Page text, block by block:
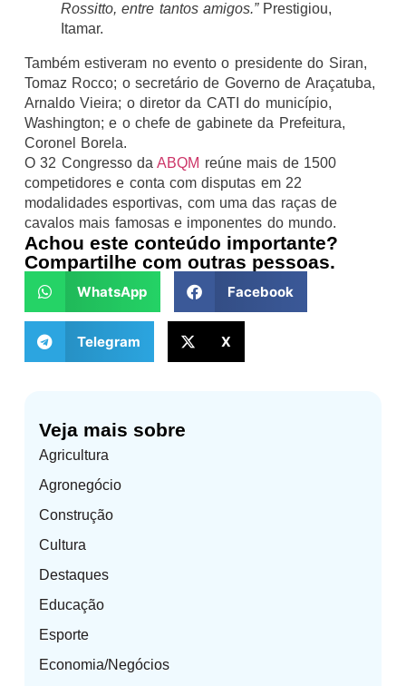
Veja mais sobre
Agricultura
Agronegócio
Construção
Cultura
Destaques
Educação
Esporte
Economia/Negócios
Rossitto, entre tantos amigos.” Prestigiou,
Itamar.
Também estiveram no evento o presidente do Siran,
Tomaz Rocco; o secretário de Governo de Araçatuba,
Arnaldo Vieira; o diretor da CATI do município,
Washington; e o chefe de gabinete da Prefeitura,
Coronel Borela.
O 32 Congresso daABQM reúne mais de 1500
competidores e conta com disputas em 22
modalidades esportivas, com uma das raças de
cavalos mais famosas e imponentes do mundo.
Achou este conteúdo importante?
Compartilhe com outras pessoas.
WhatsApp Facebook
Telegram X